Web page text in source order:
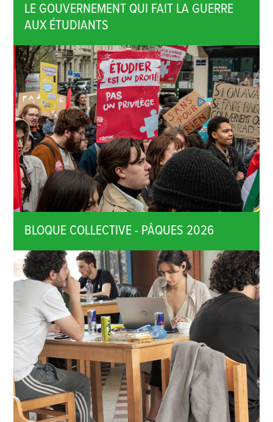
LE GOUVERNEMENT QUI FAIT LA GUERRE
AUX ÉTUDIANTS
BLOQUE COLLECTIVE - PÂQUES 2026